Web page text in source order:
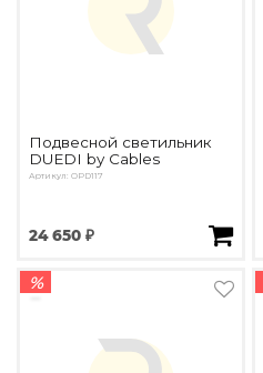
Подвесной светильник
DUEDI by Cables
Артикул: OPD117
24 650 ₽
%